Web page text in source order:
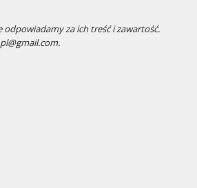
odpowiadamy za ich treść i zawartość.